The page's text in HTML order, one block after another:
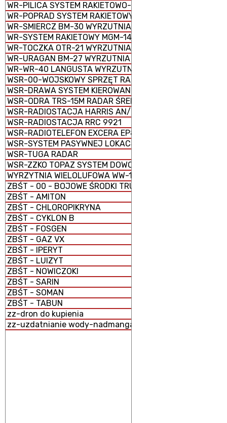
WR-PILICA SYSTEM RAKIETOWO-ARTYLERYJSKI PSR-A
WR-POPRAD SYSTEM RAKIETOWY SPZR
WR-SMIERCZ BM-30 WYRZUTNIA RAKIETOWA
WR-SYSTEM RAKIETOWY MGM-140 ATACMS
WR-TOCZKA OTR-21 WYRZUTNIA RAKIETOWA TAKTYCZNA
WR-URAGAN BM-27 WYRZUTNIA RAKIETOWA
WR-WR-40 LANGUSTA WYRZUTNIA RAKIETOWA
WSR-00-WOJSKOWY SPRZĘT RADIOWY
WSR-DRAWA SYSTEM KIEROWANIA OGNIEM
WSR-ODRA TRS-15M RADAR ŚREDNIEGO ZASIĘGU
WSR-RADIOSTACJA HARRIS AN/PRC-150C
WSR-RADIOSTACJA RRC 9921
WSR-RADIOTELEFON EXCERA EP8100
WSR-SYSTEM PASYWNEJ LOKACJI SPL (RADAR
WSR-TUGA RADAR
WSR-ZZKO TOPAZ SYSTEM DOWODZENIA I KIEROWANIA
WYRZYTNIA WIELOLUFOWA WW-15
ZBŚT - 00 - BOJOWE ŚRODKI TRUJĄCE (BST)
ZBŚT - AMITON
ZBŚT - CHLOROPIKRYNA
ZBŚT - CYKLON B
ZBŚT - FOSGEN
ZBŚT - GAZ VX
ZBŚT - IPERYT
ZBŚT - LUIZYT
ZBŚT - NOWICZOKI
ZBŚT - SARIN
ZBŚT - SOMAN
ZBŚT - TABUN
zz-dron do kupienia
zz-uzdatnianie wody-nadmanganian potasu